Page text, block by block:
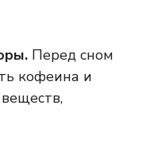
Перед сном
кофеина и